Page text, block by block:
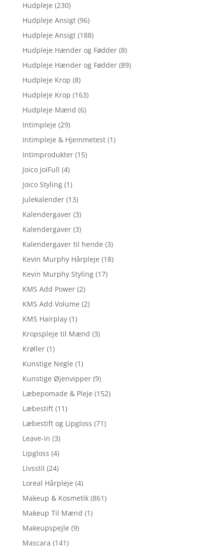
Hudpleje (230)
Hudpleje Ansigt (96)
Hudpleje Ansigt (188)
Hudpleje Hænder og Fødder (8)
Hudpleje Hænder og Fødder (89)
Hudpleje Krop (8)
Hudpleje Krop (163)
Hudpleje Mænd (6)
Intimpleje (29)
Intimpleje & Hjemmetest (1)
Intimprodukter (15)
Joico JoiFull (4)
Joico Styling (1)
Julekalender (13)
Kalendergaver (3)
Kalendergaver (3)
Kalendergaver til hende (3)
Kevin Murphy Hårpleje (18)
Kevin Murphy Styling (17)
KMS Add Power (2)
KMS Add Volume (2)
KMS Hairplay (1)
Kropspleje til Mænd (3)
Krøller (1)
Kunstige Negle (1)
Kunstige Øjenvipper (9)
Læbepomade & Pleje (152)
Læbestift (11)
Læbestift og Lipgloss (71)
Leave-in (3)
Lipgloss (4)
Livsstil (24)
Loreal Hårpleje (4)
Makeup & Kosmetik (861)
Makeup Til Mænd (1)
Makeupspejle (9)
Mascara (141)